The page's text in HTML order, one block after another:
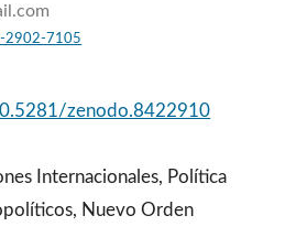
2902-7105
zenodo.8422910
Internacionales, Política
Nuevo Orden